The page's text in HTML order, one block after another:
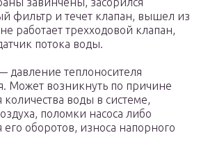
фильтр и течет клапан, вышел из
работает трехходовой клапан,
потока воды.
теплоносителя
Может возникнуть по причине
воды в системе,
поломки насоса либо
оборотов, износа напорного